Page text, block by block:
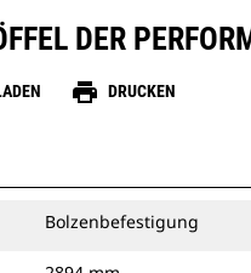
DER
print DRUCKEN
Bolzenbefestigung